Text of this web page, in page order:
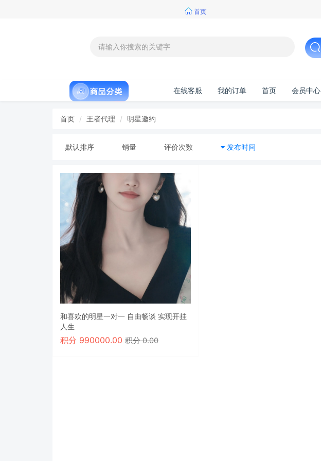
首页
在线客服 我的订单 首页 会员中心
首页 王者代理 明星邀约
默认排序 销量 评价次数 发布时间
和喜欢的明星一对一 自由畅谈 实现开挂
人生
积分 990000.00 积分 0.00